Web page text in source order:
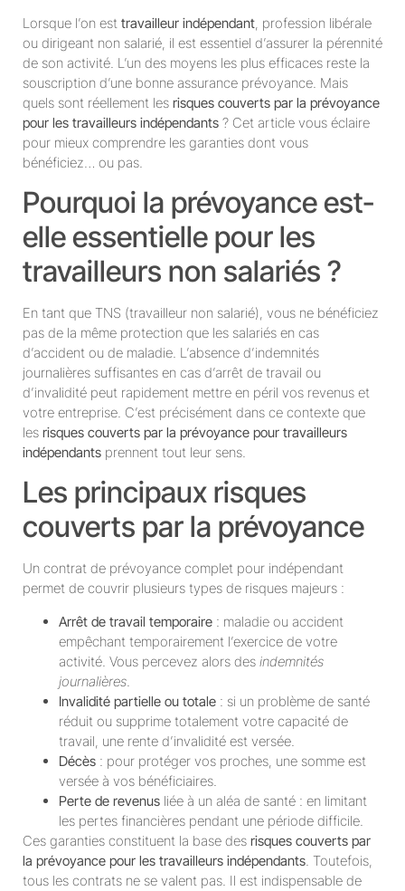
Lorsque l’on est travailleur indépendant , profession libérale
ou dirigeant non salarié, il est essentiel d’assurer la pérennité
de son activité. L’un des moyens les plus efficaces reste la
souscription d’une bonne assurance prévoyance. Mais
quels sont réellement les risques couverts par la prévoyance
pour les travailleurs indépendants ? Cet article vous éclaire
pour mieux comprendre les garanties dont vous
bénéficiez… ou pas.
Pourquoi la prévoyance est-
elle essentielle pour les
travailleurs non salariés ?
En tant que TNS (travailleur non salarié), vous ne bénéficiez
pas de la même protection que les salariés en cas
d’accident ou de maladie. L’absence d’indemnités
journalières suffisantes en cas d’arrêt de travail ou
d’invalidité peut rapidement mettre en péril vos revenus et
votre entreprise. C’est précisément dans ce contexte que
les risques couverts par la prévoyance pour travailleurs
indépendants prennent tout leur sens.
Les principaux risques
couverts par la prévoyance
Un contrat de prévoyance complet pour indépendant
permet de couvrir plusieurs types de risques majeurs :
Arrêt de travail temporaire : maladie ou accident
empêchant temporairement l’exercice de votre
activité. Vous percevez alors des indemnités
journalières.
Invalidité partielle ou totale : si un problème de santé
réduit ou supprime totalement votre capacité de
travail, une rente d’invalidité est versée.
Décès : pour protéger vos proches, une somme est
versée à vos bénéficiaires.
Perte de revenus liée à un aléa de santé : en limitant
les pertes financières pendant une période difficile.
Ces garanties constituent la base des risques couverts par
la prévoyance pour les travailleurs indépendants. Toutefois,
tous les contrats ne se valent pas. Il est indispensable de